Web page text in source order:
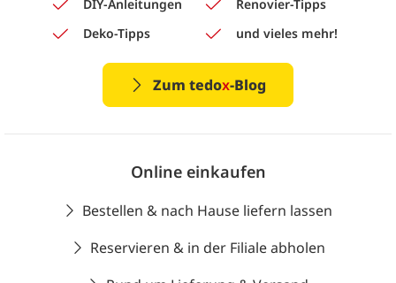
DIY-Anleitungen
Renovier-Tipps
Deko-Tipps
und vieles mehr!
Zum tedox-Blog
Online einkaufen
Bestellen & nach Hause liefern lassen
Reservieren & in der Filiale abholen